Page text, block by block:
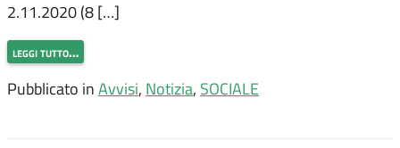
2.11.2020 (8 […]
leggi tutto…
Pubblicato in Avvisi, Notizia, SOCIALE